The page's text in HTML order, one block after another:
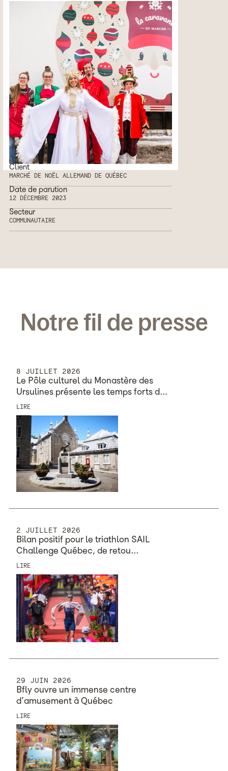
Client
MARCHÉ DE NOËL ALLEMAND DE QUÉBEC
Date de parution
12 DÉCEMBRE 2023
Secteur
COMMUNAUTAIRE
Notre fil de presse
8 JUILLET 2026
Le Pôle culturel du Monastère des
Ursulines présente les temps forts d…
LIRE
2 JUILLET 2026
Bilan positif pour le triathlon SAIL
Challenge Québec, ​​​​​​​de retou…
LIRE
29 JUIN 2026
Bfly ouvre un immense centre
d’amusement à Québec
LIRE